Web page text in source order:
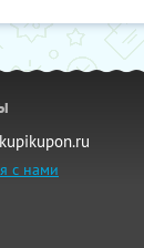
с нами